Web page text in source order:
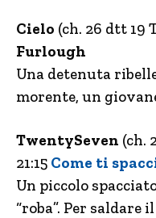
Cielo (ch. 26 dtt 19
Furlough
Una detenuta
morente, un
TwentySeven (ch.
21:15 Come ti
Un piccolo
“roba”. Per saldare